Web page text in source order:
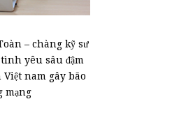
– chàng kỹ sư
yêu sâu đậm
nam gây bão
mạng